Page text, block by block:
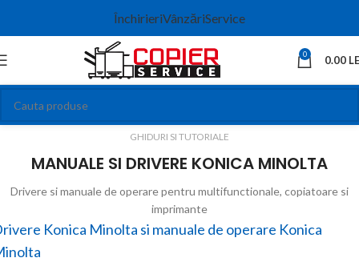
ÎnchirieriVânzăriService
0 0.00
GHIDURI SI TUTORIALE
MANUALE SI DRIVERE KONICA MINOLTA
Drivere si manuale de operare pentru multifunctionale, copiatoare si
imprimante
Konica Minolta si manuale de operare Konica